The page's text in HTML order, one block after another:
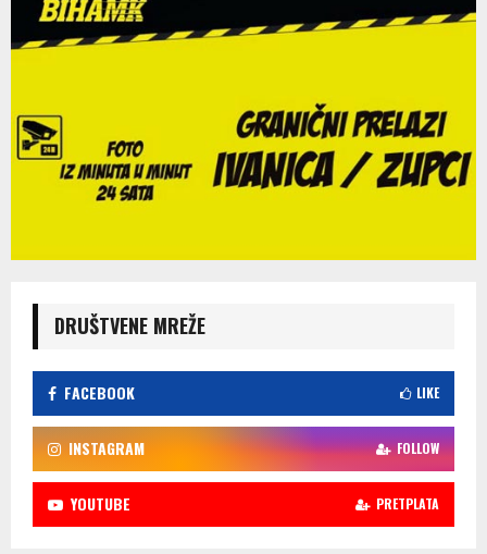
DRUŠTVENE MREŽE
FACEBOOK LIKE
INSTAGRAM FOLLOW
YOUTUBE PRETPLATA